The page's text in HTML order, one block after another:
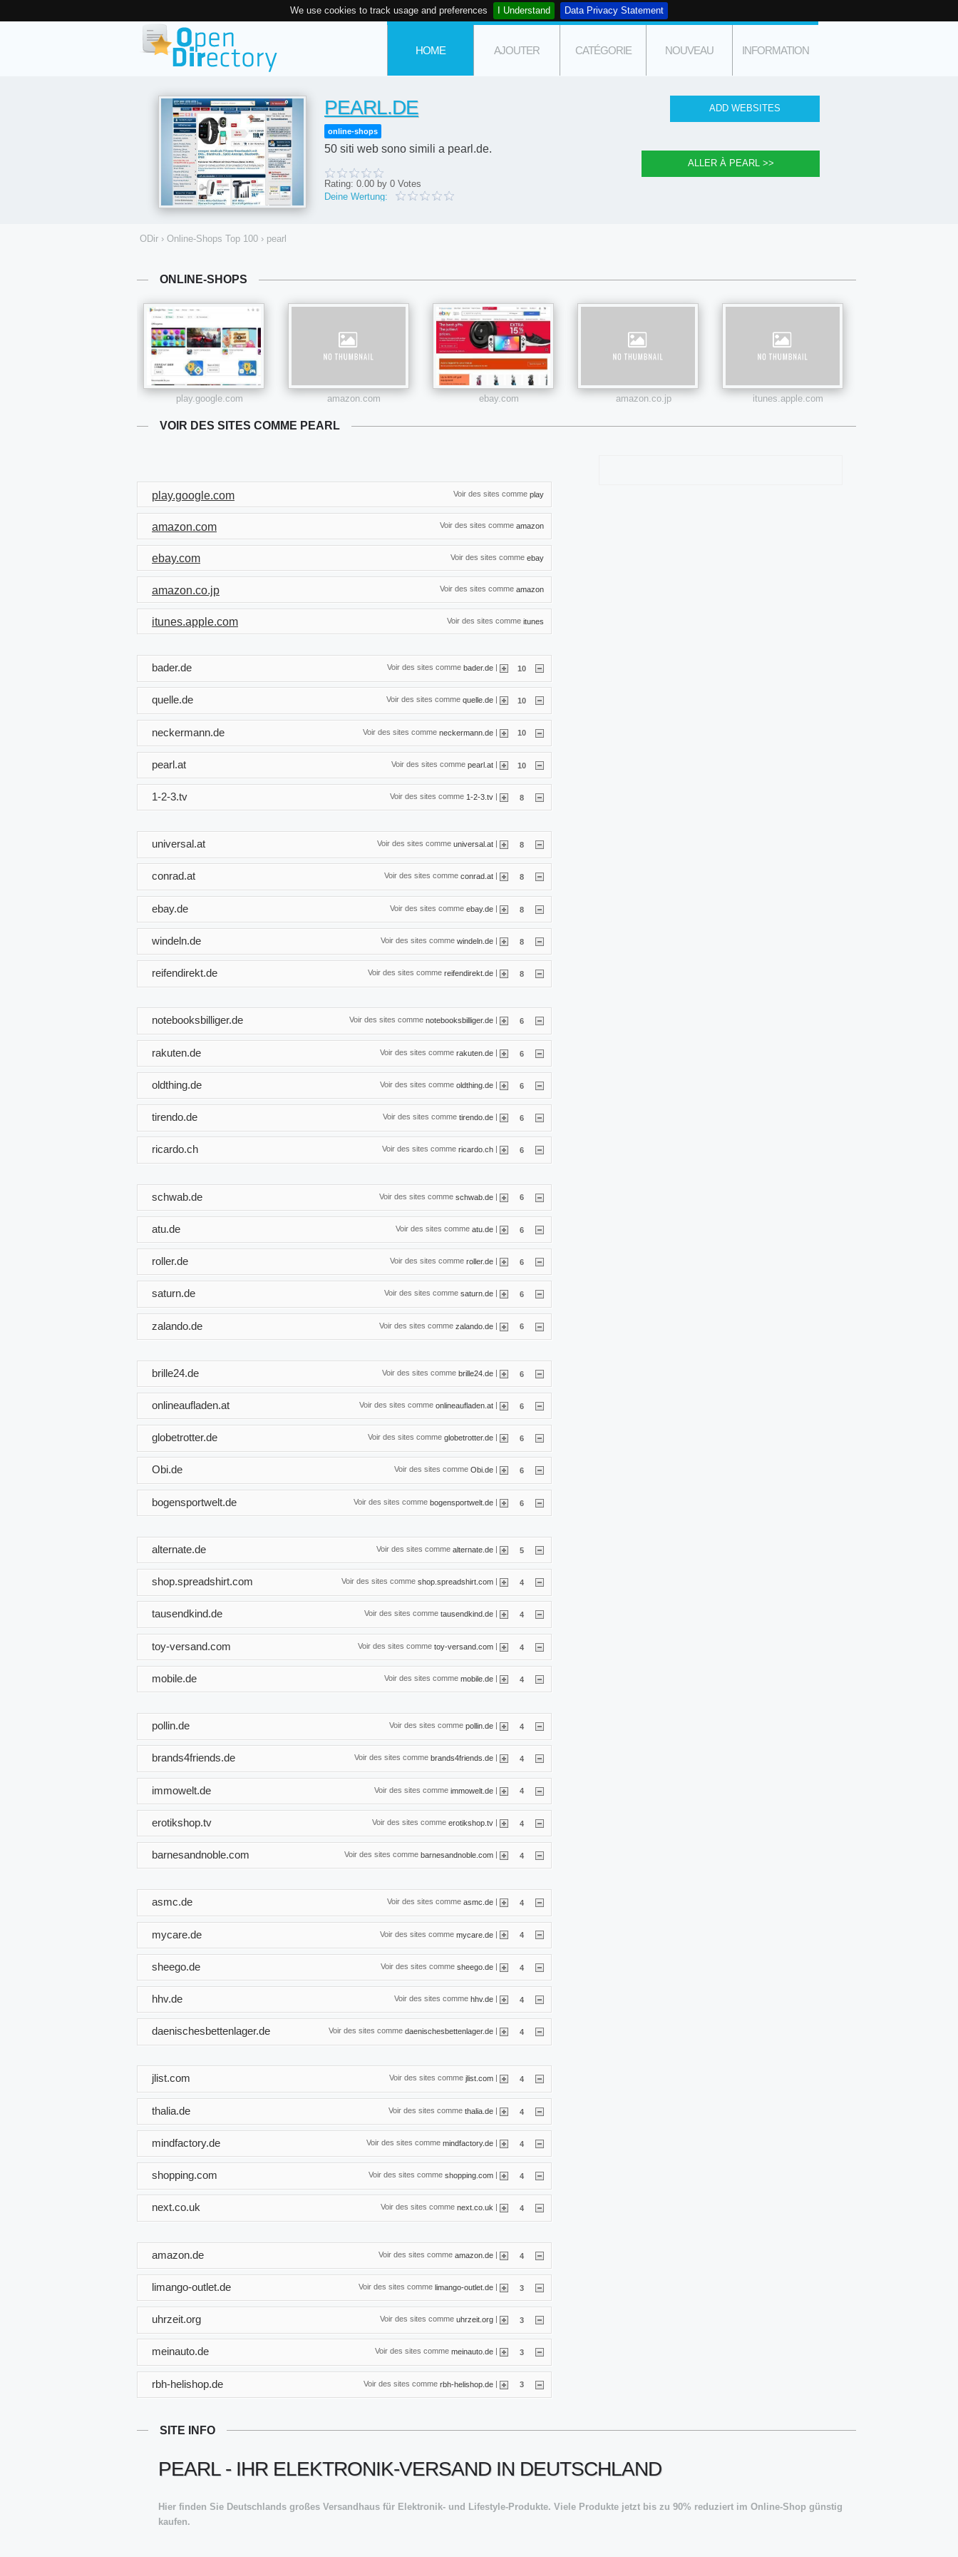
We use cookies to track usage and preferences I Understand Data Privacy Statement
HOME AJOUTER CATÉGORIE NOUVEAU INFORMATION
PEARL.DE
online-shops
50 siti web sono simili a pearl.de.
Rating: 0.00 by 0 Votes
Deine Wertung:
ODir › Online-Shops Top 100 › pearl
ONLINE-SHOPS
play.google.com amazon.com ebay.com amazon.co.jp itunes.apple.com
VOIR DES SITES COMME PEARL
Voir des sites comme play
play.google.com
Voir des sites comme amazon
amazon.com
Voir des sites comme ebay
ebay.com
Voir des sites comme amazon
amazon.co.jp
Voir des sites comme itunes
itunes.apple.com
Voir des sites comme bader.de | 10
bader.de
Voir des sites comme quelle.de 10
quelle.de
Voir des sites comme neckermann.de | 10
neckermann.de
Voir des sites comme pearl.at | 10
pearl.at
Voir des sites comme 1-2-3.tv | 8
1-2-3.tv
Voir des sites comme universal.at 8
universal.at
Voir des sites comme conrad.at 8
conrad.at
Voir des sites comme ebay.de | 8
ebay.de
Voir des sites comme windeln.de | 8
windeln.de
Voir des sites comme reifendirekt.de | 8
reifendirekt.de
Voir des sites comme notebooksbilliger.de 6
notebooksbilliger.de
Voir des sites comme rakuten.de | 6
rakuten.de
Voir des sites comme oldthing.de | 6
oldthing.de
Voir des sites comme tirendo.de | 6
tirendo.de
Voir des sites comme ricardo.ch 6
ricardo.ch
Voir des sites comme schwab.de | 6
schwab.de
Voir des sites comme atu.de | 6
atu.de
Voir des sites comme roller.de | 6
roller.de
Voir des sites comme saturn.de 6
saturn.de
Voir des sites comme zalando.de | 6
zalando.de
Voir des sites comme brille24.de | 6
brille24.de
Voir des sites comme onlineaufladen.at | 6
onlineaufladen.at
Voir des sites comme globetrotter.de 6
globetrotter.de
Voir des sites comme Obi.de 6
Obi.de
Voir des sites comme bogensportwelt.de | 6
bogensportwelt.de
Voir des sites comme alternate.de | 5
alternate.de
Voir des sites comme shop.spreadshirt.com | 4
shop.spreadshirt.com
Voir des sites comme tausendkind.de 4
tausendkind.de
Voir des sites comme toy-versand.com | 4
toy-versand.com
Voir des sites comme mobile.de | 4
mobile.de
Voir des sites comme pollin.de | 4
pollin.de
Voir des sites comme brands4friends.de 4
brands4friends.de
Voir des sites comme immowelt.de | 4
immowelt.de
Voir des sites comme erotikshop.tv | 4
erotikshop.tv
Voir des sites comme barnesandnoble.com | 4
barnesandnoble.com
Voir des sites comme asmc.de 4
asmc.de
Voir des sites comme mycare.de | 4
mycare.de
Voir des sites comme sheego.de | 4
sheego.de
Voir des sites comme hhv.de | 4
hhv.de
Voir des sites comme daenischesbettenlager.de 4
daenischesbettenlager.de
Voir des sites comme jlist.com 4
jlist.com
Voir des sites comme thalia.de | 4
thalia.de
Voir des sites comme mindfactory.de | 4
mindfactory.de
Voir des sites comme shopping.com | 4
shopping.com
Voir des sites comme next.co.uk 4
next.co.uk
Voir des sites comme amazon.de | 4
amazon.de
Voir des sites comme limango-outlet.de | 3
limango-outlet.de
Voir des sites comme uhrzeit.org | 3
uhrzeit.org
Voir des sites comme meinauto.de 3
meinauto.de
Voir des sites comme rbh-helishop.de | 3
rbh-helishop.de
SITE INFO
PEARL - IHR ELEKTRONIK-VERSAND IN DEUTSCHLAND
Hier finden Sie Deutschlands großes Versandhaus für Elektronik- und Lifestyle-Produkte. Viele Produkte jetzt bis zu 90% reduziert im Online-Shop günstig
kaufen.